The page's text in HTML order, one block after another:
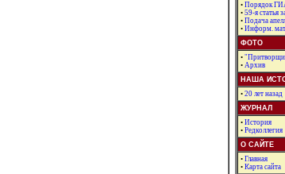
• Порядок
• 59-я статья
• Подача
• Информ.
ФОТО
•
• Архив
НАША
• 20 лет назад
ЖУРНАЛ
• История
• Редколлегия
О САЙТЕ
• Главная
• Карта сайта